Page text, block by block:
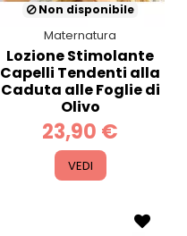
Non disponibile
Maternatura
Lozione Stimolante
Capelli Tendenti alla
Caduta alle Foglie di
Olivo
23,90 €
VEDI